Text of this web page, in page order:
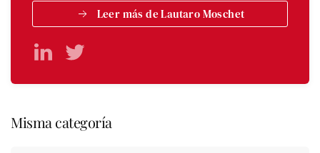
Leer más de Lautaro Moschet
Misma categoría